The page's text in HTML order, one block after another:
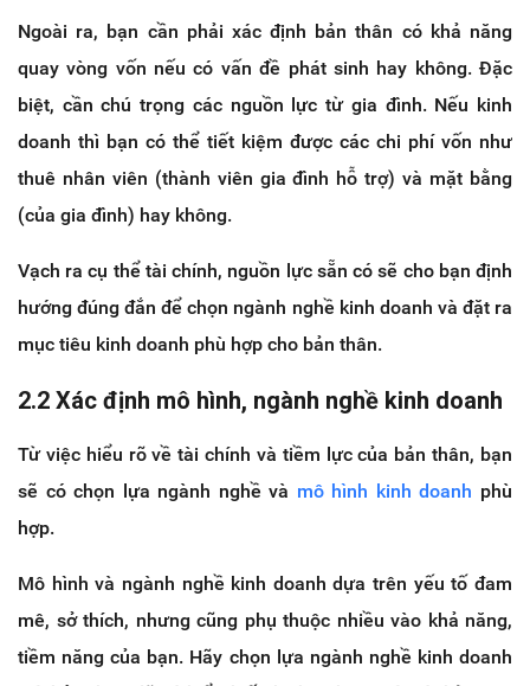
Ngoài ra, bạn cần phải xác định bản thân có khả năng
quay vòng vốn nếu có vấn đề phát sinh hay không. Đặc
biệt, cần chú trọng các nguồn lực từ gia đình. Nếu kinh
doanh thì bạn có thể tiết kiệm được các chi phí vốn như
thuê nhân viên (thành viên gia đình hỗ trợ) và mặt bằng
(của gia đình) hay không.
Vạch ra cụ thể tài chính, nguồn lực sẵn có sẽ cho bạn định
hướng đúng đắn để chọn ngành nghề kinh doanh và đặt ra
mục tiêu kinh doanh phù hợp cho bản thân.
2.2 Xác định mô hình, ngành nghề kinh doanh
Từ việc hiểu rõ về tài chính và tiềm lực của bản thân, bạn
sẽ có chọn lựa ngành nghề và mô hình kinh doanh phù
hợp.
Mô hình và ngành nghề kinh doanh dựa trên yếu tố đam
mê, sở thích, nhưng cũng phụ thuộc nhiều vào khả năng,
tiềm năng của bạn. Hãy chọn lựa ngành nghề kinh doanh